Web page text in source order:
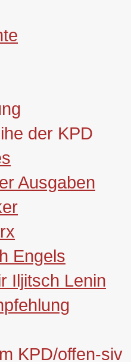
der KPD
Ausgaben
Engels
Iljitsch Lenin
KPD/offen-siv